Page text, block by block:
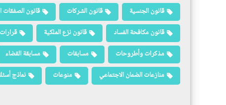
قانون الجنسية
قانون الشركات قانون الصفقات
قانون مكافحة الفساد
قانون نزع الملكية
مذكرات وأطروحات
مسابقات مسابقة القضاء
منازعات الضمان الاجتماعي
منوعات نماذج